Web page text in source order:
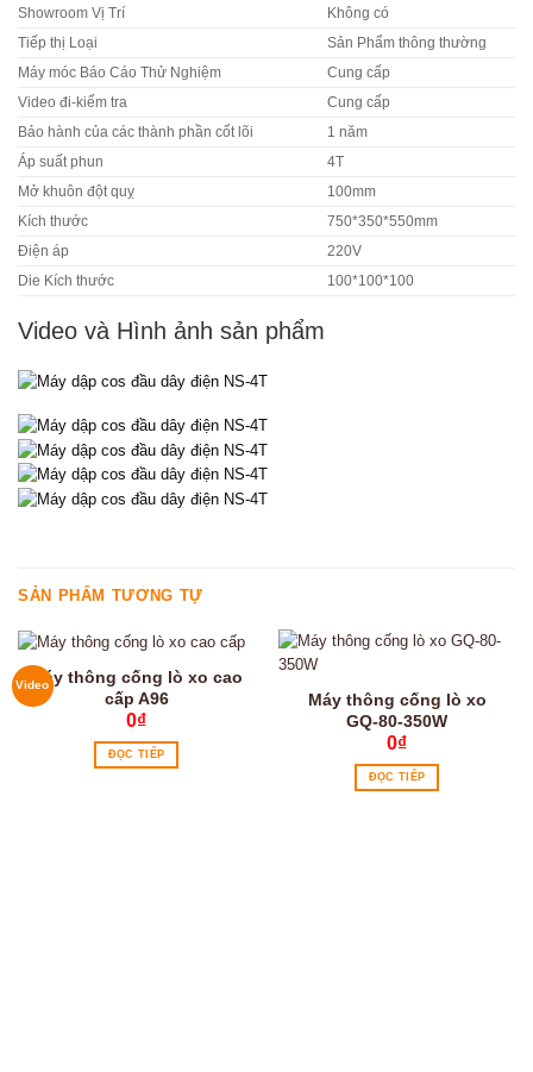
Showroom Vị Trí Không có
Tiếp thị Loại Sản Phẩm thông thường
Máy móc Báo Cáo Thử Nghiệm Cung cấp
Video đi-kiểm tra Cung cấp
Bảo hành của các thành phần cốt lõi 1 năm
Áp suất phun 4T
Mở khuôn đột quỵ 100mm
Kích thước 750*350*550mm
Điện áp 220V
Die Kích thước 100*100*100
Video và Hình ảnh sản phẩm
SẢN PHẨM TƯƠNG TỰ
VideoMáy thông cống lò xo cao
cấp A96
0₫
ĐỌC TIẾP
Máy thông cống lò xo
GQ-80-350W
0₫
ĐỌC TIẾP